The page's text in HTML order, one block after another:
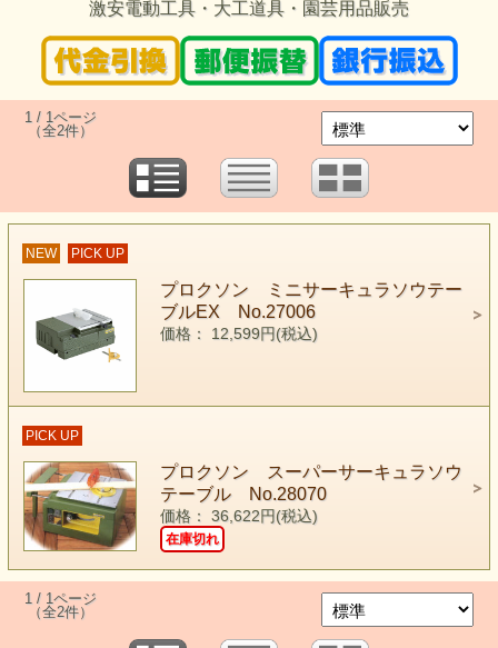
激安電動工具・大工道具・園芸用品販売
1 / 1ページ
（全2件）
NEW PICK UP
プロクソン ミニサーキュラソウテー
ブルEX No.27006
価格： 12,599円(税込)
PICK UP
プロクソン スーパーサーキュラソウ
テーブル No.28070
価格： 36,622円(税込)
在庫切れ
1 / 1ページ
（全2件）